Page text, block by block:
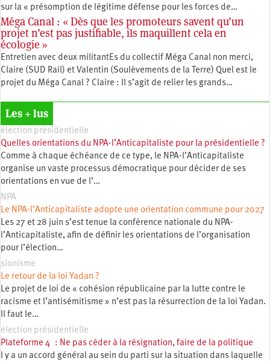
sur la « présomption de légitime défense pour les forces de…
Méga Canal : « Dès que les promoteurs savent qu’un
projet n’est pas justifiable, ils maquillent cela en
écologie »
Entretien avec deux militantEs du collectif Méga Canal non merci,
Claire (SUD Rail) et Valentin (Soulèvements de la Terre) Quel est le
projet du Méga Canal ? Claire : Il s’agit de relier les grands…
Les + lus
élection présidentielle
Quelles orientations du NPA-l’Anticapitaliste pour la présidentielle ?
Comme à chaque échéance de ce type, le NPA-l’Anticapitaliste
organise un vaste processus démocratique pour décider de ses
orientations en vue de l’…
NPA
Le NPA-l’Anticapitaliste adopte une orientation commune pour 2027
Les 27 et 28 juin s’est tenue la conférence nationale du NPA-
l’Anticapitaliste, afin de définir les orientations de l’organisation
pour l’élection…
sionisme
Le retour de la loi Yadan ?
Le projet de loi de « cohésion républicaine par la lutte contre le
racisme et l’antisémitisme » n’est pas la résurrection de la loi Yadan.
Il faut le…
élection présidentielle
Plateforme 4 : Ne pas céder à la résignation, faire de la politique
l y a un accord général au sein du parti sur la situation dans laquelle